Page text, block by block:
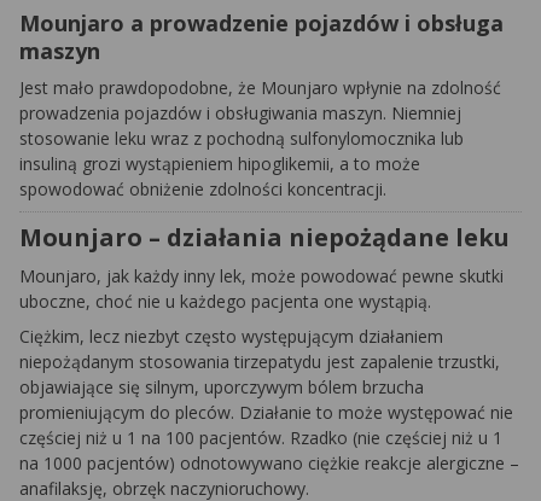
Mounjaro a prowadzenie pojazdów i obsługa
maszyn
Jest mało prawdopodobne, że Mounjaro wpłynie na zdolność
prowadzenia pojazdów i obsługiwania maszyn. Niemniej
stosowanie leku wraz z pochodną sulfonylomocznika lub
insuliną grozi wystąpieniem hipoglikemii, a to może
spowodować obniżenie zdolności koncentracji.
Mounjaro – działania niepożądane leku
Mounjaro, jak każdy inny lek, może powodować pewne skutki
uboczne, choć nie u każdego pacjenta one wystąpią.
Ciężkim, lecz niezbyt często występującym działaniem
niepożądanym stosowania tirzepatydu jest zapalenie trzustki,
objawiające się silnym, uporczywym bólem brzucha
promieniującym do pleców. Działanie to może występować nie
częściej niż u 1 na 100 pacjentów. Rzadko (nie częściej niż u 1
na 1000 pacjentów) odnotowywano ciężkie reakcje alergiczne –
anafilaksję, obrzęk naczynioruchowy.